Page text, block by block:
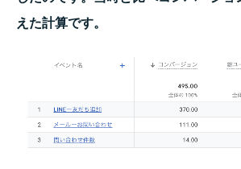
えた計算です。